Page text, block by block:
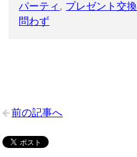
パーティ , プレゼント交換
問わず
前の記事へ